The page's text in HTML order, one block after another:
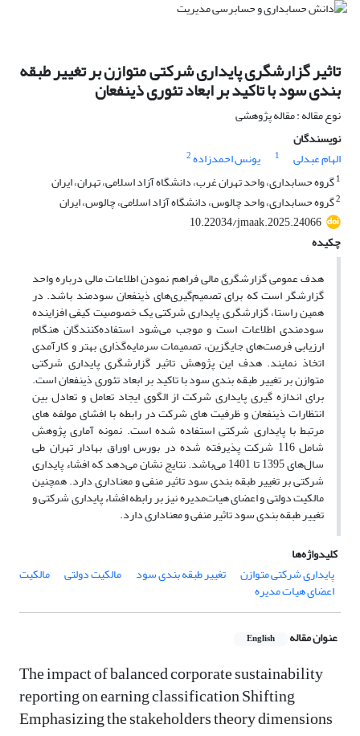
تاثیر گزارشگری پایداری شرکتی متوازن بر تغییر طبقه
بندی سود با تاکید بر ابعاد تئوری ذینفعان
نوع مقاله : مقاله پژوهشی
نویسندگان
الهام عبدلی
1 یونس احمدزاده2
1گروه حسابداری، واحد تهران غرب، دانشگاه آزاد اسلامی، تهران، ایران
2گروه حسابداری، واحد چالوس، دانشگاه آزاد اسلامی، چالوس، ایران
10.22034/jmaak.2025.24066
چکیده
هدف عمومی گزارشگری مالی فراهم نمودن اطلاعات مالی درباره واحد
گزارشگر است که برای تصمیم‌گیری‌های ذینفعان سودمند باشد. در
همین راستا، گزارشگری پایداری شرکتی یک خصوصیت کیفی افزاینده
سودمندی اطلاعات است و موجب می‌شود استفاده‌کنندگان هنگام
ارزیابی فرصت‌های جایگزین، تصمیمات سرمایه‌گذاری بهتر و کارآمدی
اتخاذ نمایند. هدف این پژوهش تاثیر گزارشگری پایداری شرکتی
متوازن بر تغییر طبقه بندی سود با تاکید بر ابعاد تئوری ذینفعان است.
برای اندازه گیری پایداری شرکت از الگوی ایجاد تعامل و تعادل بین
انتظارات ذینفعان و ظرفیت های شرکت در رابطه با افشای مولفه های
مرتبط با پایداری شرکتی استفاده شده است. نمونه‌ آماری پژوهش
شامل 116 شرکت پذیرفته شده در بورس اوراق بهادار تهران طی
سال‌های 1395 تا 1401 می‌باشد. نتایج نشان می‌دهد که افشاء پایداری
شرکتی بر تغییر طبقه بندی سود تاثیر منفی و معناداری دارد. همچنین
مالکیت دولتی و اعضای هیات‌مدیره نیز بر رابطه افشاء پایداری شرکتی و
تغییر طبقه بندی سود تاثیر منفی و معناداری دارد.
کلیدواژه‌ها
پایداری شرکتی متوازن
تغییر طبقه بندی سود مالکیت دولتی مالکیت
اعضای هیات مدیره
عنوان مقاله English
The impact of balanced corporate sustainability
reporting on earning classification Shifting
Emphasizing the stakeholders theory dimensions